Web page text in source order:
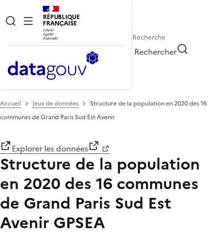
RÉPUBLIQUE
FRANÇAISE
Rechercher
Accueil Jeux de données
Structure de la population en 2020 des 16
communes de Grand Paris Sud Est Avenir
Explorer les données
Structure de la population
en 2020 des 16 communes
de Grand Paris Sud Est
Avenir GPSEA